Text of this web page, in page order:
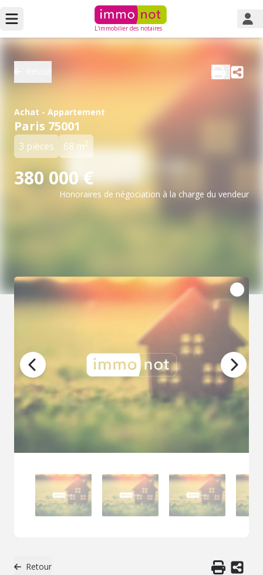
L'immobilier des notaires
Achat - Appartement
Paris 75001
3 pièces 68 m2
380 000 €
Honoraires de négociation à la charge du vendeur
Retour